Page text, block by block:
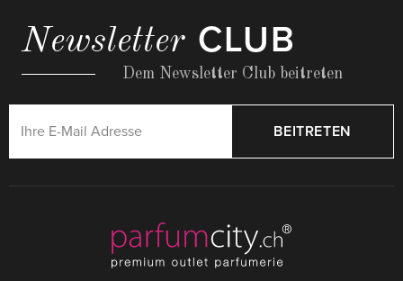
Newsletter CLUB
Dem Newsletter Club beitreten
BEITRETEN